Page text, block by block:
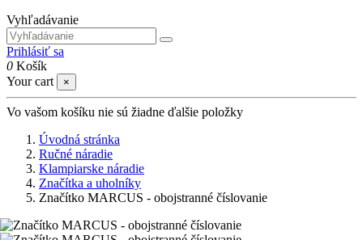
Vyhľadávanie
Prihlásiť sa
0 Košík
Your cart
×
Vo vašom košíku nie sú žiadne ďalšie položky
Úvodná stránka
Ručné náradie
Klampiarske náradie
Značítka a uholníky
Značítko MARCUS - obojstranné číslovanie